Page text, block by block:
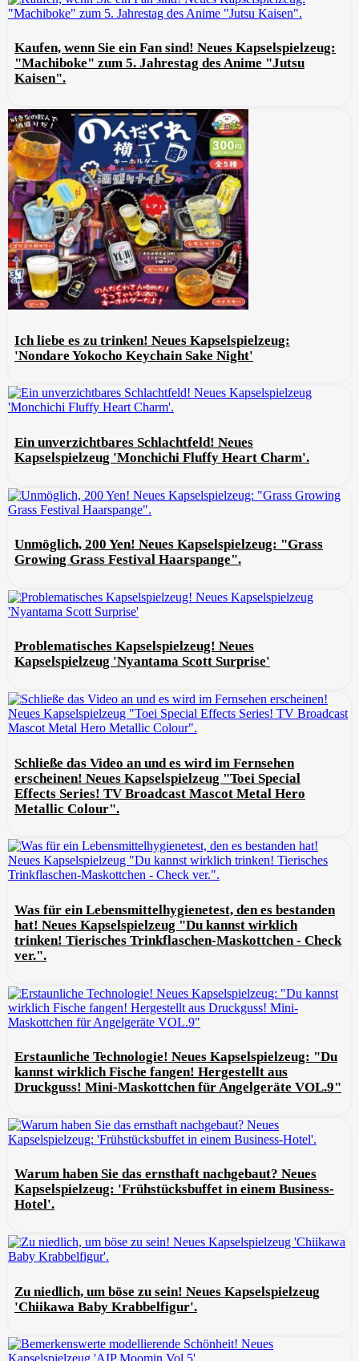
Kaufen, wenn Sie ein Fan sind! Neues Kapselspielzeug:
"Machiboke" zum 5. Jahrestag des Anime "Jutsu
Kaisen".
Ich liebe es zu trinken! Neues Kapselspielzeug:
'Nondare Yokocho Keychain Sake Night'
Ein unverzichtbares Schlachtfeld! Neues
Kapselspielzeug 'Monchichi Fluffy Heart Charm'.
Unmöglich, 200 Yen! Neues Kapselspielzeug: "Grass
Growing Grass Festival Haarspange".
Problematisches Kapselspielzeug! Neues
Kapselspielzeug 'Nyantama Scott Surprise'
Schließe das Video an und es wird im Fernsehen
erscheinen! Neues Kapselspielzeug "Toei Special
Effects Series! TV Broadcast Mascot Metal Hero
Metallic Colour".
Was für ein Lebensmittelhygienetest, den es bestanden
hat! Neues Kapselspielzeug "Du kannst wirklich
trinken! Tierisches Trinkflaschen-Maskottchen - Check
ver.".
Erstaunliche Technologie! Neues Kapselspielzeug: "Du
kannst wirklich Fische fangen! Hergestellt aus
Druckguss! Mini-Maskottchen für Angelgeräte VOL.9"
Warum haben Sie das ernsthaft nachgebaut? Neues
Kapselspielzeug: 'Frühstücksbuffet in einem Business-
Hotel'.
Zu niedlich, um böse zu sein! Neues Kapselspielzeug
'Chiikawa Baby Krabbelfigur'.